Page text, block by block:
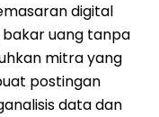
digital
bakar uang tanpa
mitra yang
postingan
data dan